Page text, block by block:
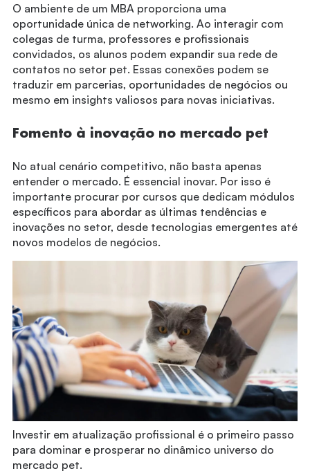
O ambiente de um MBA proporciona uma
oportunidade única de networking. Ao interagir com
colegas de turma, professores e profissionais
convidados, os alunos podem expandir sua rede de
contatos no setor pet. Essas conexões podem se
traduzir em parcerias, oportunidades de negócios ou
mesmo em insights valiosos para novas iniciativas.
Fomento à inovação no mercado pet
No atual cenário competitivo, não basta apenas
entender o mercado. É essencial inovar. Por isso é
importante procurar por cursos que dedicam módulos
específicos para abordar as últimas tendências e
inovações no setor, desde tecnologias emergentes até
novos modelos de negócios.
Investir em atualização profissional é o primeiro passo
para dominar e prosperar no dinâmico universo do
mercado pet.